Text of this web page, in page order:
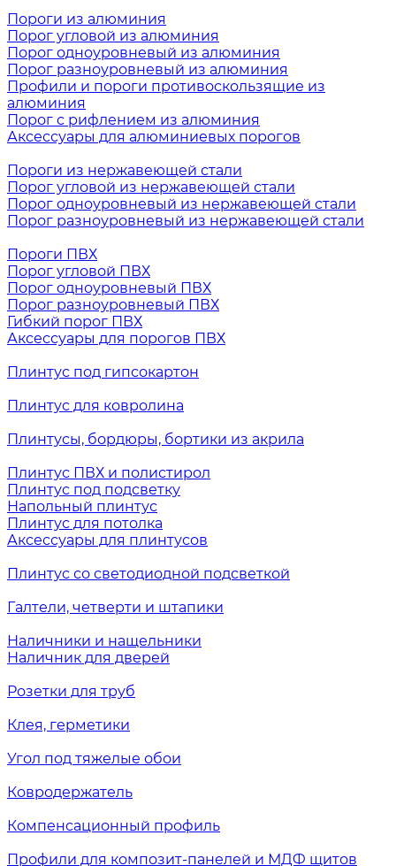
Пороги из алюминия
Порог угловой из алюминия
Порог одноуровневый из алюминия
Порог разноуровневый из алюминия
Профили и пороги противоскользящие из
алюминия
Порог с рифлением из алюминия
Аксессуары для алюминиевых порогов
Пороги из нержавеющей стали
Порог угловой из нержавеющей стали
Порог одноуровневый из нержавеющей стали
Порог разноуровневый из нержавеющей стали
Пороги ПВХ
Порог угловой ПВХ
Порог одноуровневый ПВХ
Порог разноуровневый ПВХ
Гибкий порог ПВХ
Аксессуары для порогов ПВХ
Плинтус под гипсокартон
Плинтус для ковролина
Плинтусы, бордюры, бортики из акрила
Плинтус ПВХ и полистирол
Плинтус под подсветку
Напольный плинтус
Плинтус для потолка
Аксессуары для плинтусов
Плинтус со светодиодной подсветкой
Галтели, четверти и штапики
Наличники и нащельники
Наличник для дверей
Розетки для труб
Клея, герметики
Угол под тяжелые обои
Ковродержатель
Компенсационный профиль
Профили для композит-панелей и МДФ щитов